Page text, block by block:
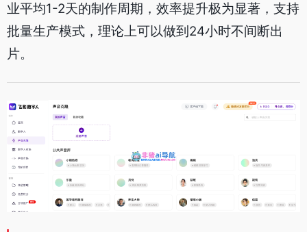
业平均1-2天的制作周期，效率提升极为显著，支持
批量生产模式，理论上可以做到24小时不间断出
片。